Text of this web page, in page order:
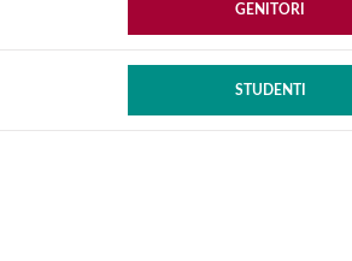
GENITORI
STUDENTI